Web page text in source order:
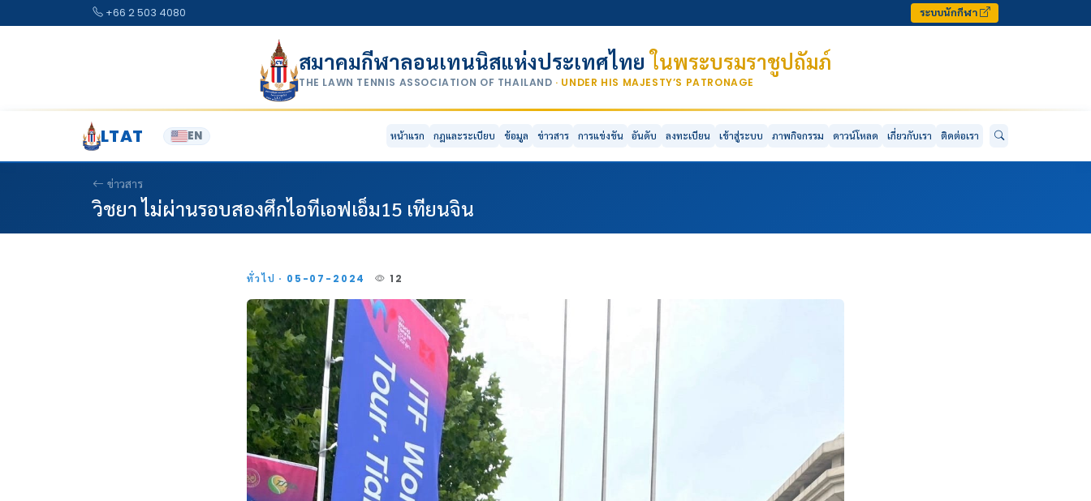
+66 2 503 4080 ระบบนักกีฬา
สมาคมกีฬาลอนเทนนิสแห่งประเทศไทยในพระบรมราชูปถัมภ์
THE LAWN TENNIS ASSOCIATION OF THAILAND · UNDER HIS MAJESTY’S PATRONAGE
LTAT EN หน้าแรก กฎและระเบียบ ข้อมูล ข่าวสาร การแข่งขัน อันดับ ลงทะเบียน เข้าสู่ระบบ ภาพกิจกรรม ดาวน์โหลด เกี่ยวกับเรา ติดต่อเรา
ข่าวสาร
วิชยา ไม่ผ่านรอบสองศึกไอทีเอฟเอ็ม15 เทียนจิน
ทั่วไป · 05-07-2024 12